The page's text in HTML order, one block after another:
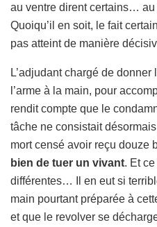
au ventre dirent certains… au
Quoiqu’il en soit, le fait
pas atteint de manière
L’adjudant chargé de
l’arme à la main, pour
rendit compte que le
tâche ne consistait
mort censé avoir reçu douze
bien de tuer un vivant. Et
différentes… Il en eut si
main pourtant préparée à
et que le revolver se